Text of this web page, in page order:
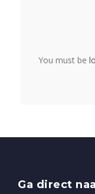
You must be
Ga direct